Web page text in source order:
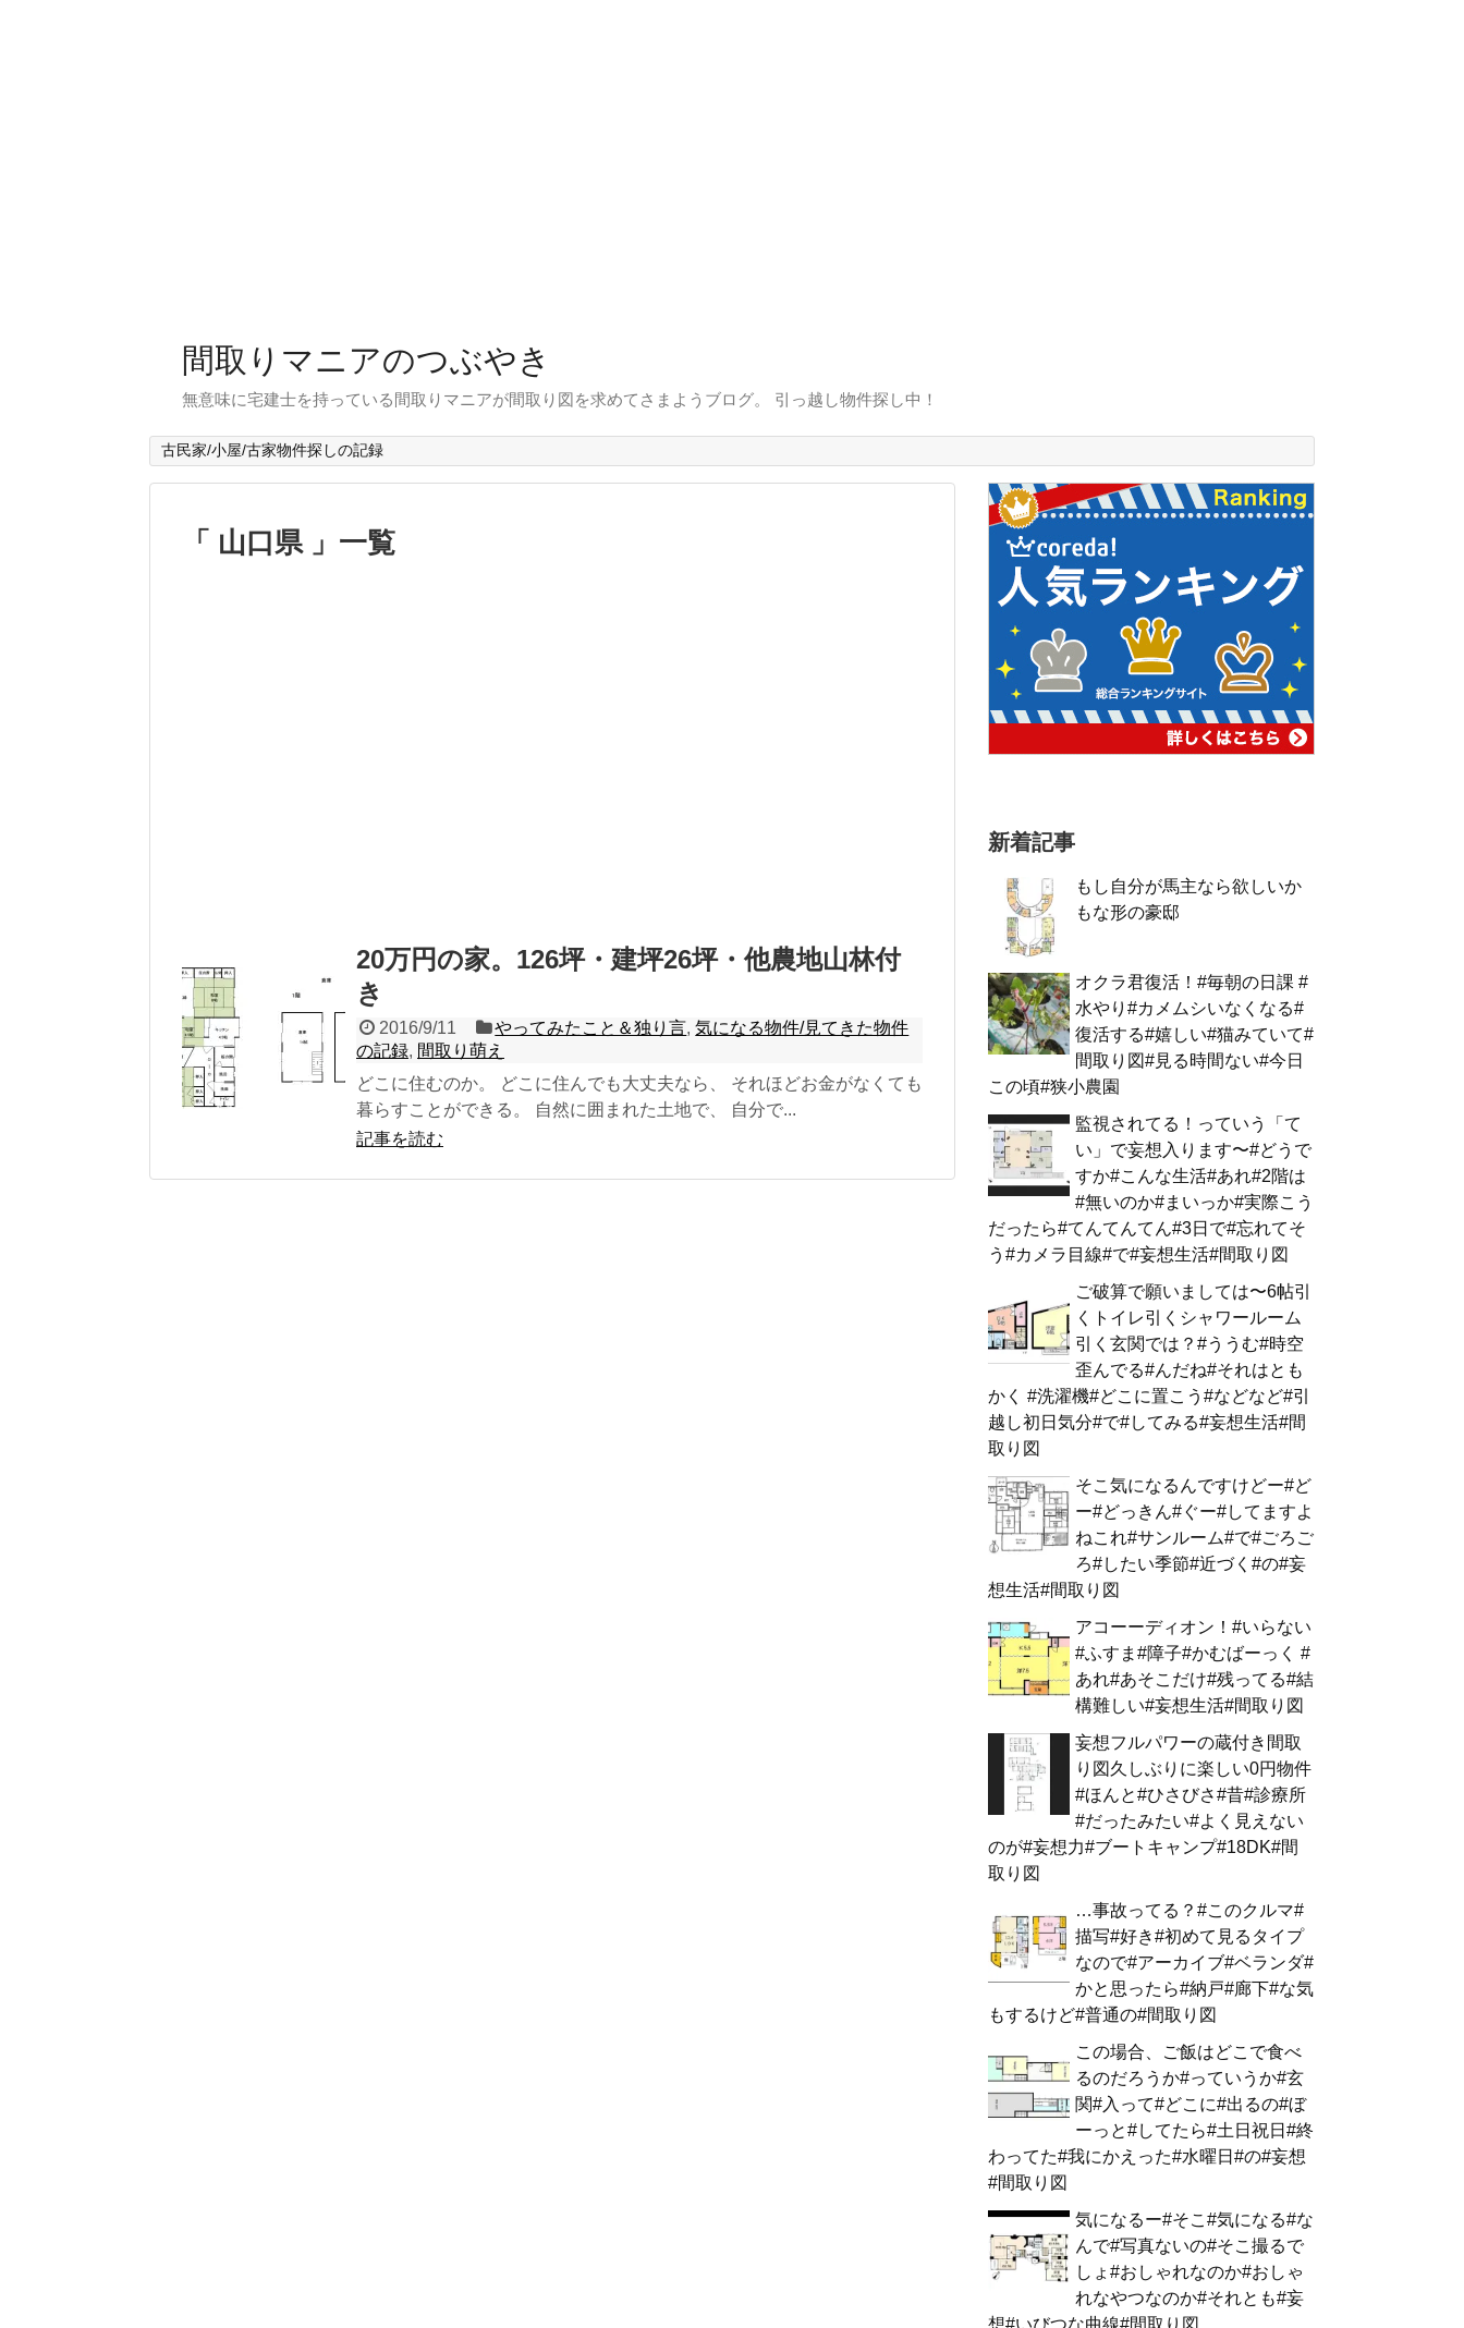
間取りマニアのつぶやき
無意味に宅建士を持っている間取りマニアが間取り図を求めてさまようブログ。 引っ越し物件探し中！
古民家/小屋/古家物件探しの記録
「 山口県 」一覧
20万円の家。126坪・建坪26坪・他農地山林付
き
2016/9/11 やってみたこと＆独り言,気になる物件/見てきた物件
の記録, 間取り萌え
どこに住むのか。 どこに住んでも大丈夫なら、 それほどお金がなくても
暮らすことができる。 自然に囲まれた土地で、 自分で...
記事を読む
新着記事
もし自分が馬主なら欲しいか
もな形の豪邸
オクラ君復活！#毎朝の日課 #
水やり#カメムシいなくなる#
復活する#嬉しい#猫みていて#
間取り図#見る時間ない#今日
この頃#狭小農園
監視されてる！っていう「て
い」で妄想入ります〜#どうで
すか#こんな生活#あれ#2階は
#無いのか#まいっか#実際こう
だったら#てんてんてん#3日で#忘れてそ
う#カメラ目線#で#妄想生活#間取り図
ご破算で願いましては〜6帖引
くトイレ引くシャワールーム
引く玄関では？#ううむ#時空
歪んでる#んだね#それはとも
かく #洗濯機#どこに置こう#などなど#引
越し初日気分#で#してみる#妄想生活#間
取り図
そこ気になるんですけどー#ど
ー#どっきん#ぐー#してますよ
ねこれ#サンルーム#で#ごろご
ろ#したい季節#近づく#の#妄
想生活#間取り図
アコーーディオン！#いらない
#ふすま#障子#かむばーっく #
あれ#あそこだけ#残ってる#結
構難しい#妄想生活#間取り図
妄想フルパワーの蔵付き間取
り図久しぶりに楽しい0円物件
#ほんと#ひさびさ#昔#診療所
#だったみたい#よく見えない
のが#妄想力#ブートキャンプ#18DK#間
取り図
…事故ってる？#このクルマ#
描写#好き#初めて見るタイプ
なので#アーカイブ#ベランダ#
かと思ったら#納戸#廊下#な気
もするけど#普通の#間取り図
この場合、ご飯はどこで食べ
るのだろうか#っていうか#玄
関#入って#どこに#出るの#ぼ
ーっと#してたら#土日祝日#終
わってた#我にかえった#水曜日#の#妄想
#間取り図
気になるー#そこ#気になる#な
んで#写真ないの#そこ撮るで
しょ#おしゃれなのか#おしゃ
れなやつなのか#それとも#妄